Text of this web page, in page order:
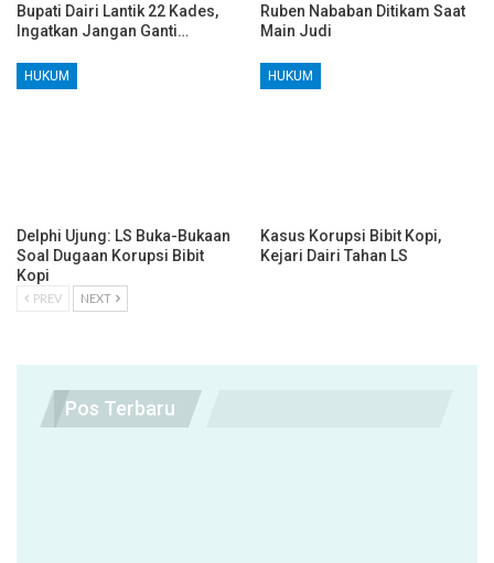
Bupati Dairi Lantik 22 Kades,
Ingatkan Jangan Ganti…
Ruben Nababan Ditikam Saat
Main Judi
HUKUM
Delphi Ujung: LS Buka-Bukaan
Soal Dugaan Korupsi Bibit
Kopi
HUKUM
Kasus Korupsi Bibit Kopi,
Kejari Dairi Tahan LS
PREV NEXT
Pos Terbaru